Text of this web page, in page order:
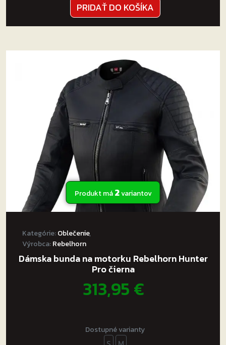
PRIDAŤ DO KOŠÍKA
Produkt má2variantov
Kategórie:Oblečenie,
Výrobca:Rebelhorn
Dámska bunda na motorku Rebelhorn Hunter
Pro čierna
313,95€
Dostupné varianty